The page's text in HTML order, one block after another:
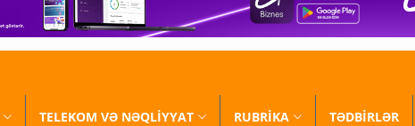
TELEKOM VƏ NƏQLİYYAT RUBRİKA TƏDBİRLƏR